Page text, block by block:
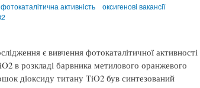
фотокаталітична активність
оксигенові вакансії
є вивчення фотокаталітичної активності
в розкладі барвника метилового оранжевого
діоксиду титану TiO2 був синтезований